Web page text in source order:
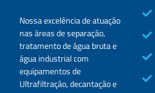
Nossa excelência de atuação
nas áreas de separação,
tratamento de água bruta e
água industrial com
equipamentos de
Ultrafiltração, decantação e